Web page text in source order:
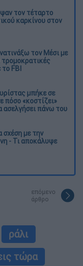
τον τέταρτο
καρκίνου στον
τον Μέσι με
τρομοκρατικές
το FBI
μπήκε σε
πόσο «κοστίζει»
ασελγήσει πάνω του
σχέση με την
- Τι αποκάλυψε
επόμενο
άρθρο
ράλι
τώρα